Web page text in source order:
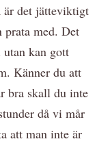
är det jätteviktigt
prata med. Det
utan kan gott
Känner du att
bra skall du inte
då vi mår
att man inte är